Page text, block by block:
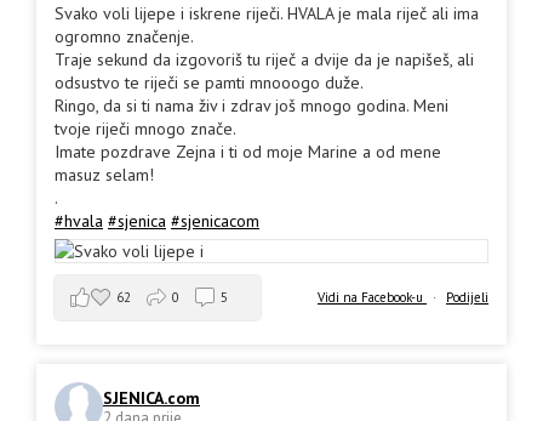
Svako voli lijepe i iskrene riječi. HVALA je mala riječ ali ima
ogromno značenje.
Traje sekund da izgovoriš tu riječ a dvije da je napišeš, ali
odsustvo te riječi se pamti mnooogo duže.
Ringo, da si ti nama živ i zdrav još mnogo godina. Meni
tvoje riječi mnogo znače.
Imate pozdrave Zejna i ti od moje Marine a od mene
masuz selam!
.
#hvala #sjenica #sjenicacom
Vidi na Facebook-u · Podijeli
62 0 5
SJENICA.com